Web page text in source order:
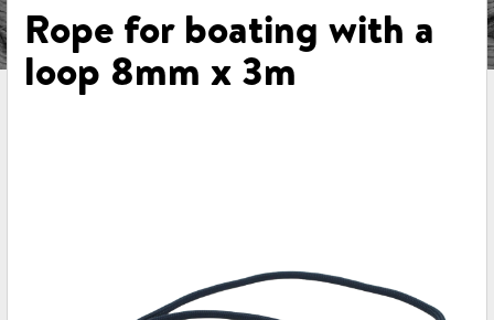
Rope for boating with a
loop 8mm x 3m